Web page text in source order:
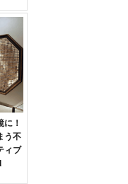
！
う不
ィブ